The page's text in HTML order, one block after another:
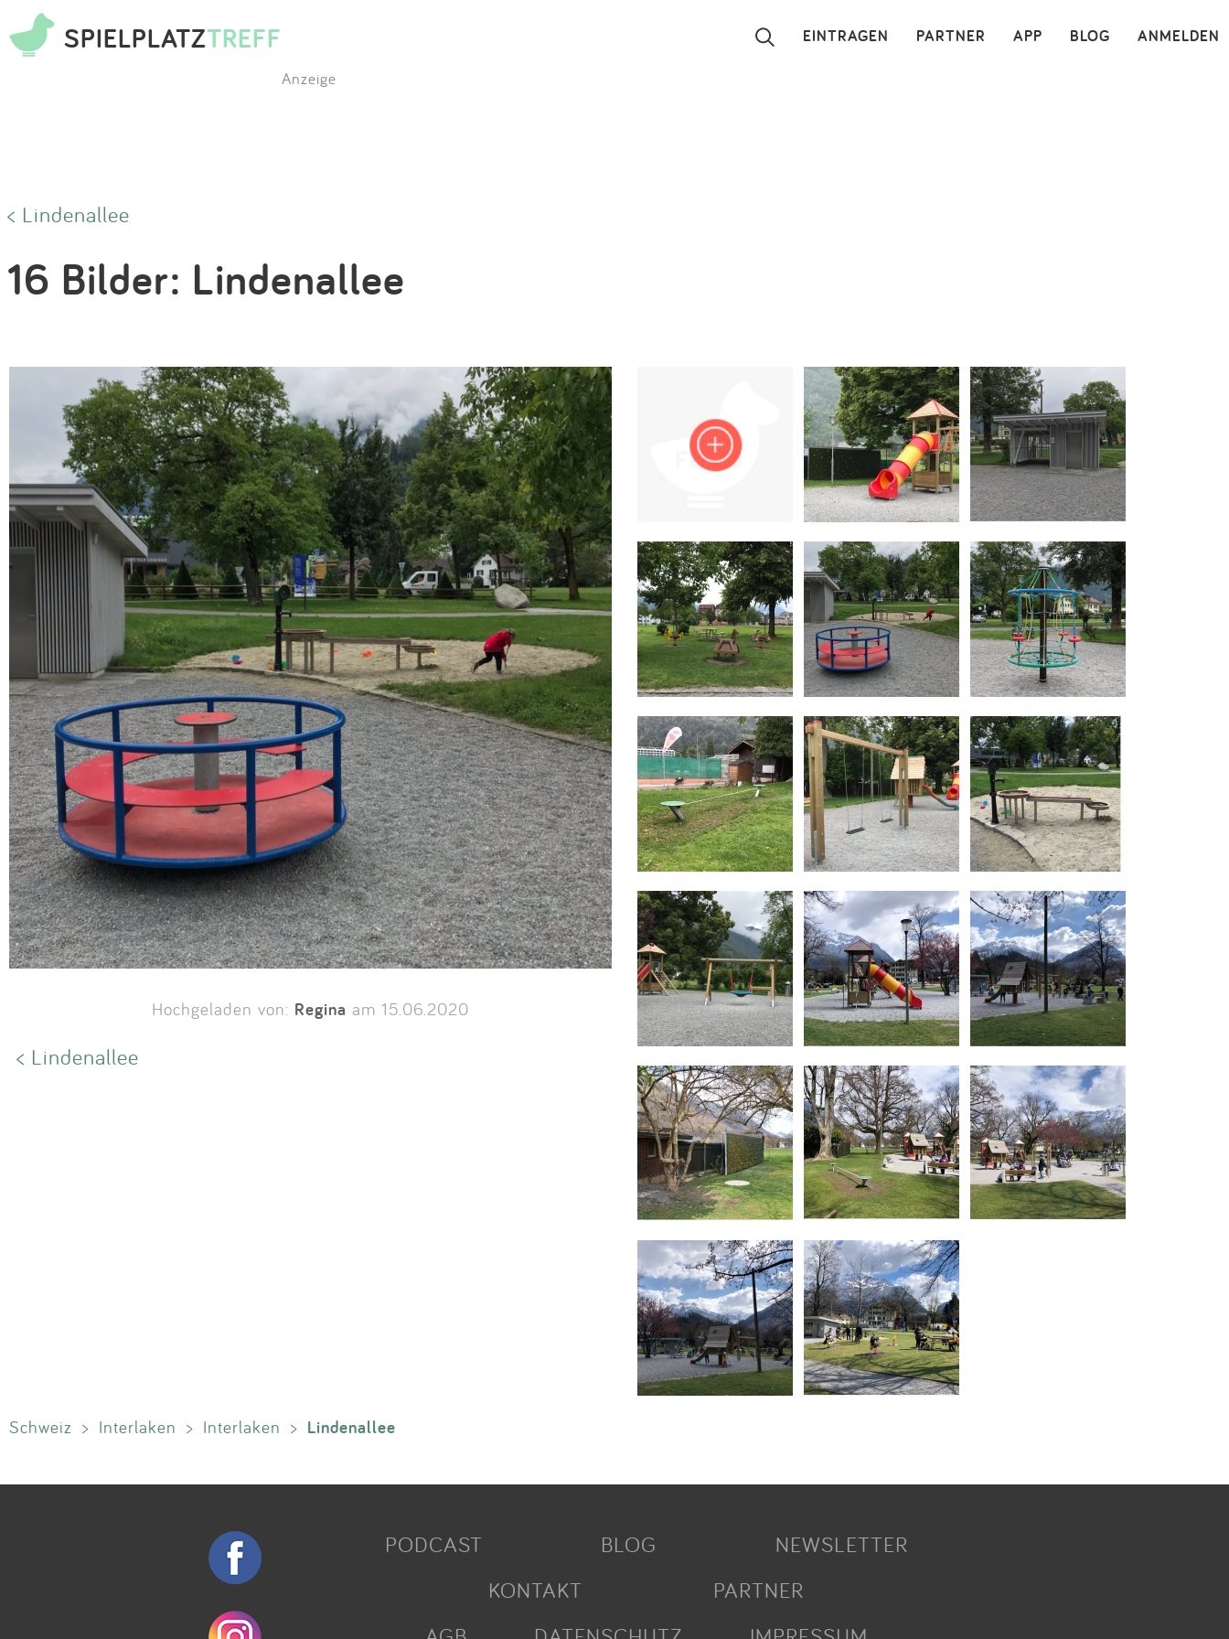
SPIELPLATZTREFF ANMELDEN
BLOG
APP
PARTNER
EINTRAGEN ×
Kontakt
Impressum
Anmelden
Anzeige
< Lindenallee
16 Bilder: Lindenallee
Hochgeladen von: Regina am 15.06.2020
< Lindenallee
Schweiz > Interlaken > Interlaken > Lindenallee
PODCAST BLOG
NEWSLETTER
KONTAKT
PARTNER